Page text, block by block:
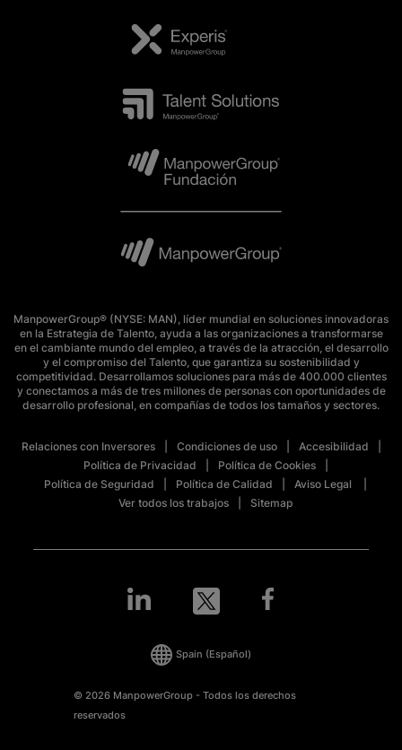
ManpowerGroup® (NYSE: MAN), líder mundial en soluciones innovadoras
en la Estrategia de Talento, ayuda a las organizaciones a transformarse
en el cambiante mundo del empleo, a través de la atracción, el desarrollo
y el compromiso del Talento, que garantiza su sostenibilidad y
competitividad. Desarrollamos soluciones para más de 400.000 clientes
y conectamos a más de tres millones de personas con oportunidades de
desarrollo profesional, en compañías de todos los tamaños y sectores.
Relaciones con Inversores Condiciones de uso
Accesibilidad
Política de Privacidad
Política de Cookies
Política de Seguridad
Política de Calidad
Aviso Legal
Ver todos los trabajos
Sitemap
© 2026 ManpowerGroup - Todos los derechos
reservados
Spain (Español)